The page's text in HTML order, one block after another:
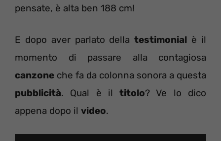
pensate, è alta ben 188 cm!
E dopo aver parlato dellatestimonial è il
momento di passare alla contagiosa
canzone che fa da colonna sonora a questa
pubblicità. Qual è iltitolo? Ve lo dico
appena dopo il video.